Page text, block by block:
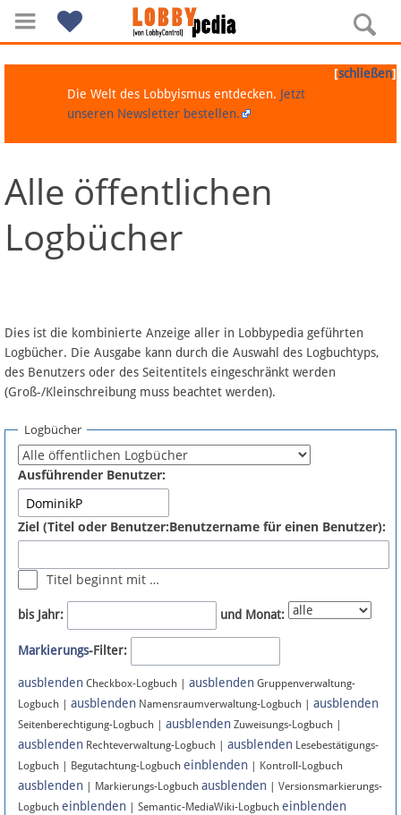
Navigation
Über Lobbypedia
Artikel nach Kategorien
FAQ
Fördermitglied werden
Fehler melden
Newsletter
Bluesky
Facebook
Instagram
Anmelden
[schließen]
Die Welt des Lobbyismus entdecken. Jetzt
unseren Newsletter bestellen.
Alle öffentlichen
Logbücher
Dies ist die kombinierte Anzeige aller in Lobbypedia geführten
Logbücher. Die Ausgabe kann durch die Auswahl des Logbuchtyps,
des Benutzers oder des Seitentitels eingeschränkt werden
(Groß-/Kleinschreibung muss beachtet werden).
Logbücher
Ausführender Benutzer:
Ziel (Titel oder Benutzer:Benutzername für einen Benutzer):
Titel beginnt mit …
bis Jahr: und Monat:
Markierungs-Filter:
ausblenden Checkbox-Logbuch | ausblenden Gruppenverwaltung-
Logbuch | ausblenden Namensraumverwaltung-Logbuch | ausblenden
Seitenberechtigung-Logbuch | ausblenden Zuweisungs-Logbuch |
ausblenden Rechteverwaltung-Logbuch | ausblenden Lesebestätigungs-
Logbuch | Begutachtung-Logbuch einblenden | Kontroll-Logbuch
ausblenden | Markierungs-Logbuch ausblenden | Versionsmarkierungs-
Logbuch einblenden | Semantic-MediaWiki-Logbuch einblenden